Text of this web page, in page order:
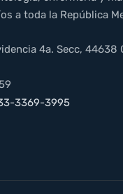
a toda la República
4a. Secc, 44638
3369-3995